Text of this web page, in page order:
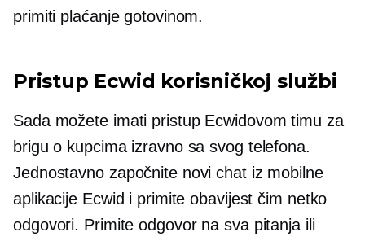
primiti plaćanje gotovinom.
Pristup Ecwid korisničkoj službi
Sada možete imati pristup Ecwidovom timu za
brigu o kupcima izravno sa svog telefona.
Jednostavno započnite novi chat iz mobilne
aplikacije Ecwid i primite obavijest čim netko
odgovori. Primite odgovor na sva pitanja ili